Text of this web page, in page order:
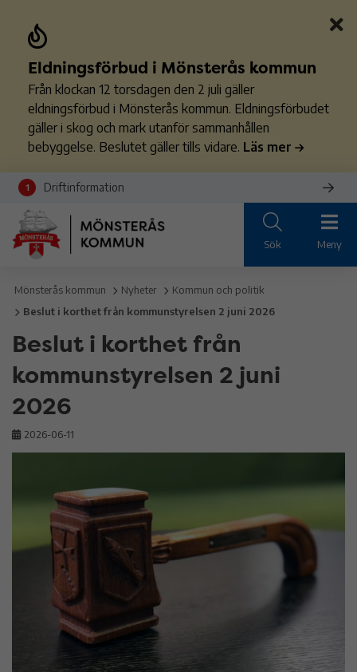
Eldningsförbud i Mönsterås kommun
Från klockan 12 torsdagen den 2 juli gäller
eldningsförbud i Mönsterås kommun. Eldningsförbudet
gäller i skog och mark utanför sammanhållen
bebyggelse. Beslutet gäller tills vidare. Läs mer
1 Driftinformation
Sök Meny
Mönsterås kommun Nyheter
Kommun och politik
Beslut i korthet från kommunstyrelsen 2 juni 2026
Beslut i korthet från
kommunstyrelsen 2 juni
2026
2026-06-11